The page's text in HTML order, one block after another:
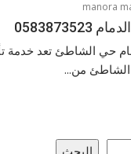
حي الشاطئ تعد خدمة
الشاطئ من...
البحث